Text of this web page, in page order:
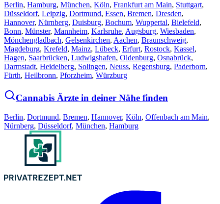
Berlin, Hamburg, München, Köln, Frankfurt am Main, Stuttgart,
Düsseldorf, Leipzig, Dortmund, Essen, Bremen, Dresden,
Hannover, Nürnberg, Duisburg, Bochum, Wuppertal, Bielefeld,
Bonn, Münster, Mannheim, Karlsruhe, Augsburg, Wiesbaden,
Mönchengladbach, Gelsenkirchen, Aachen, Braunschweig,
Magdeburg, Krefeld, Mainz, Lübeck, Erfurt, Rostock, Kassel,
Hagen, Saarbrücken, Ludwigshafen, Oldenburg, Osnabrück,
Darmstadt, Heidelberg, Solingen, Neuss, Regensburg, Paderborn,
Fürth, Heilbronn, Pforzheim, Würzburg
Cannabis Ärzte in deiner Nähe finden
Berlin, Dortmund, Bremen, Hannover, Köln, Offenbach am Main,
Nürnberg, Düsseldorf, München, Hamburg